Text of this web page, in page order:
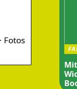
Fotos